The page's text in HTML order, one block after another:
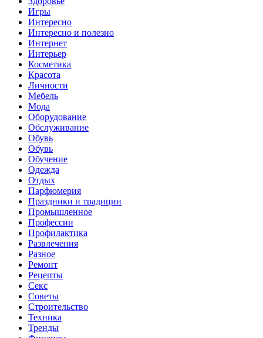
Игры
Интересно
Интересно и полезно
Интернет
Интерьер
Косметика
Красота
Личности
Мебель
Мода
Оборудование
Обслуживание
Обувь
Обувь
Обучение
Одежда
Отдых
Парфюмерия
Праздники и традиции
Промышленное
Профессии
Профилактика
Развлечения
Разное
Ремонт
Рецепты
Секс
Советы
Строительство
Техника
Тренды